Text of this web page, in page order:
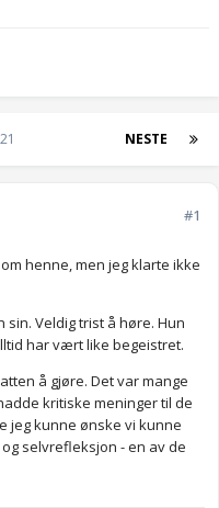
NESTE
#1
henne, men jeg klarte ikke
Veldig trist å høre. Hun
har vært like begeistret.
å gjøre. Det var mange
kritiske meninger til de
jeg kunne ønske vi kunne
selvrefleksjon - en av de